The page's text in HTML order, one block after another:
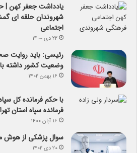
یادداشت جعفر کهن |
شهروندان حلقه ای
اجتماعی
۲۲ دی ۱۴۰۰
رئیسی: باید روایت
وضعیت کشور داشته
۱۶ بهمن ۱۴۰۲
با حکم فرمانده کل
فرمانده سپاه استان
۱۶ آبان ۱۴۰۰
سوال پزشکی از هوش
۲۰ دی ۱۴۰۲